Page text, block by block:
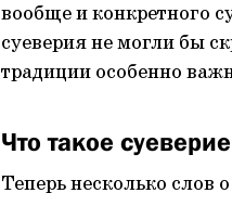
вообще и конкретного
суеверия не могли бы
традиции особенно
Что такое суеверие
Теперь несколько слов